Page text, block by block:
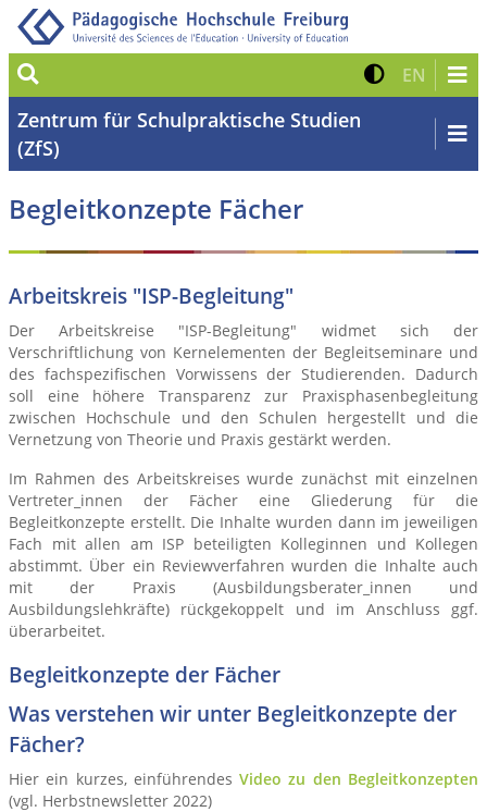
Suche Kontrast
EN Zur
Zentrum für Schulpraktische Studien
(ZfS)
Begleitkonzepte Fächer
Arbeitskreis "ISP-Begleitung"
Der Arbeitskreise "ISP-Begleitung" widmet sich der
Verschriftlichung von Kernelementen der Begleitseminare und
des fachspezifischen Vorwissens der Studierenden. Dadurch
soll eine höhere Transparenz zur Praxisphasenbegleitung
zwischen Hochschule und den Schulen hergestellt und die
Vernetzung von Theorie und Praxis gestärkt werden.
Im Rahmen des Arbeitskreises wurde zunächst mit einzelnen
Vertreter_innen der Fächer eine Gliederung für die
Begleitkonzepte erstellt. Die Inhalte wurden dann im jeweiligen
Fach mit allen am ISP beteiligten Kolleginnen und Kollegen
abstimmt. Über ein Reviewverfahren wurden die Inhalte auch
mit der Praxis (Ausbildungsberater_innen und
Ausbildungslehkräfte) rückgekoppelt und im Anschluss ggf.
überarbeitet.
Begleitkonzepte der Fächer
Was verstehen wir unter Begleitkonzepte der
Fächer?
Hier ein kurzes, einführendesVideo zu den Begleitkonzepten
(vgl. Herbstnewsletter 2022)